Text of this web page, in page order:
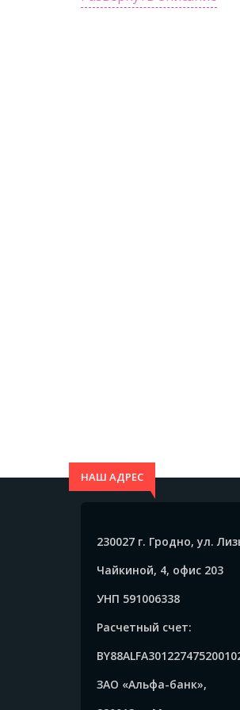
НАШ АДРЕС
230027 г. Гродно, ул.
Чайкиной, 4, офис 203
УНП 591006338
Расчетный счет:
ЗАО «Альфа-банк»,